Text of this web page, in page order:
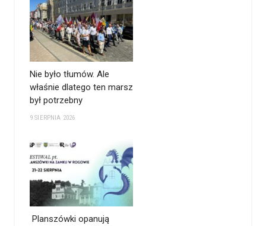
Nie było tłumów. Ale
właśnie dlatego ten marsz
był potrzebny
9 SIERPNIA 2026
Planszówki opanują